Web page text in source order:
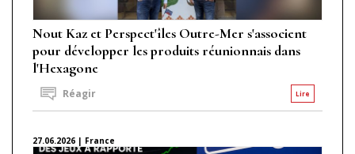
Nout Kaz et Perspect'îles Outre-Mer s'associent
pour développer les produits réunionnais dans
l'Hexagone
Lire
Réagir
27.06.2026 | France